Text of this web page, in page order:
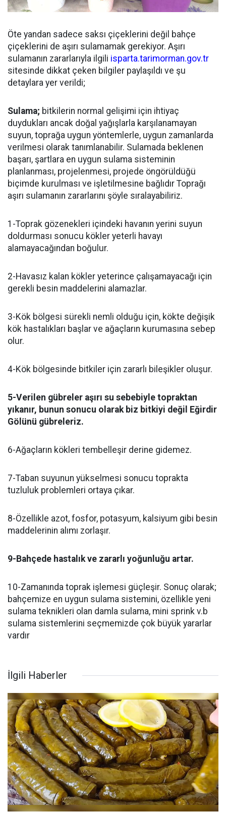
Öte yandan sadece saksı çiçeklerini değil bahçe
çiçeklerini de aşırı sulamamak gerekiyor. Aşırı
sulamanın zararlarıyla ilgili isparta.tarimorman.gov.tr
sitesinde dikkat çeken bilgiler paylaşıldı ve şu
detaylara yer verildi;
Sulama; bitkilerin normal gelişimi için ihtiyaç
duydukları ancak doğal yağışlarla karşılanamayan
suyun, toprağa uygun yöntemlerle, uygun zamanlarda
verilmesi olarak tanımlanabilir. Sulamada beklenen
başarı, şartlara en uygun sulama sisteminin
planlanması, projelenmesi, projede öngörüldüğü
biçimde kurulması ve işletilmesine bağlıdır Toprağı
aşırı sulamanın zararlarını şöyle sıralayabiliriz.
1-Toprak gözenekleri içindeki havanın yerini suyun
doldurması sonucu kökler yeterli havayı
alamayacağından boğulur.
2-Havasız kalan kökler yeterince çalışamayacağı için
gerekli besin maddelerini alamazlar.
3-Kök bölgesi sürekli nemli olduğu için, kökte değişik
kök hastalıkları başlar ve ağaçların kurumasına sebep
olur.
4-Kök bölgesinde bitkiler için zararlı bileşikler oluşur.
5-Verilen gübreler aşırı su sebebiyle topraktan
yıkanır, bunun sonucu olarak biz bitkiyi değil Eğirdir
Gölünü gübreleriz.
6-Ağaçların kökleri tembelleşir derine gidemez.
7-Taban suyunun yükselmesi sonucu toprakta
tuzluluk problemleri ortaya çıkar.
8-Özellikle azot, fosfor, potasyum, kalsiyum gibi besin
maddelerinin alımı zorlaşır.
9-Bahçede hastalık ve zararlı yoğunluğu artar.
10-Zamanında toprak işlemesi güçleşir. Sonuç olarak;
bahçemize en uygun sulama sistemini, özellikle yeni
sulama teknikleri olan damla sulama, mini sprink v.b
sulama sistemlerini seçmemizde çok büyük yararlar
vardır
İlgili Haberler